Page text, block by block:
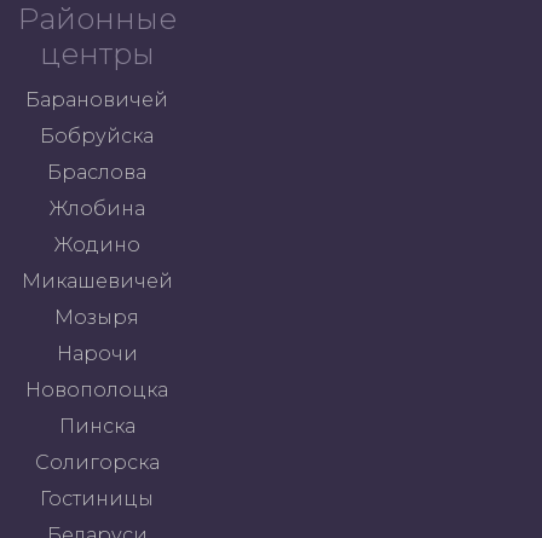
Районные
центры
Барановичей
Бобруйска
Браслова
Жлобина
Жодино
Микашевичей
Мозыря
Нарочи
Новополоцка
Пинска
Солигорска
Гостиницы